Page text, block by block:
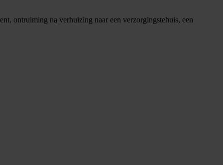
ontruiming na verhuizing naar een verzorgingstehuis, een